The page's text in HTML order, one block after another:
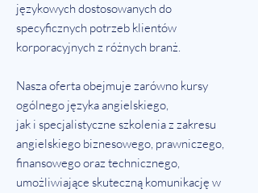
językowych dostosowanych do
specyficznych potrzeb klientów
korporacyjnych z różnych branż.
Nasza oferta obejmuje zarówno kursy
ogólnego języka angielskiego,
jak i specjalistyczne szkolenia z zakresu
angielskiego biznesowego, prawniczego,
finansowego oraz technicznego,
umożliwiające skuteczną komunikację w